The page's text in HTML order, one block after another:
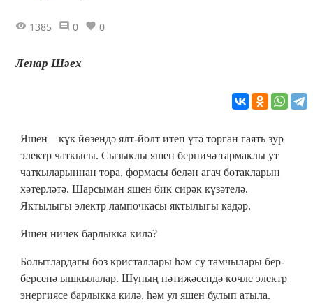
1385 0 0
Ленар Шәех
Яшен – күк йөзендә ялт-йолт итеп үтә торган гаять зур
электр чаткысы. Сызыклы яшен берничә тармаклы ут
чаткыларыннан тора, формасы белән агач ботакларын
хәтерләтә. Шарсыман яшен бик сирәк күзәтелә.
Яктылыгы электр лампочкасы яктылыгы кадәр.
Яшен ничек барлыкка килә?
Болытлардагы боз кристаллары һәм су тамчылары бер-
берсенә ышкылалар. Шуның нәтиҗәсендә көчле электр
энергиясе барлыкка килә, һәм ул яшен булып атыла.